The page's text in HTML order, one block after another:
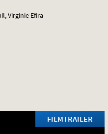
Virginie Efira
FILMTRAILER